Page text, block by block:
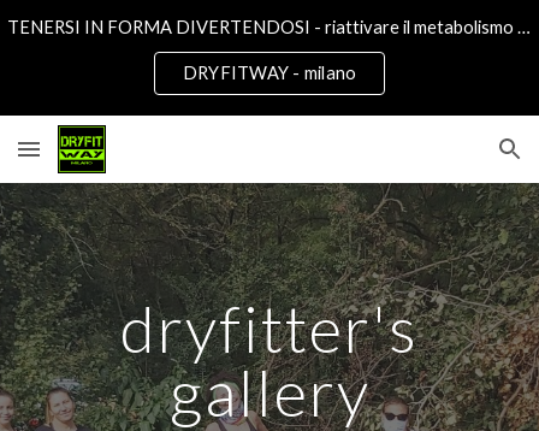
TENERSI IN FORMA DIVERTENDOSI - riattivare il metabolismo - benessere e movimento per tutti - lezioni in palestra e in esterno
DRYFITWAY - milano
dryfitter's
gallery